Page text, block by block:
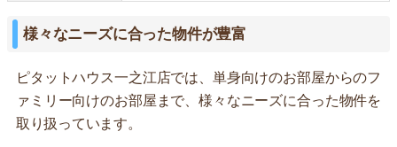
様々なニーズに合った物件が豊富
ピタットハウス一之江店では、単身向けのお部屋からのフ
ァミリー向けのお部屋まで、様々なニーズに合った物件を
取り扱っています。